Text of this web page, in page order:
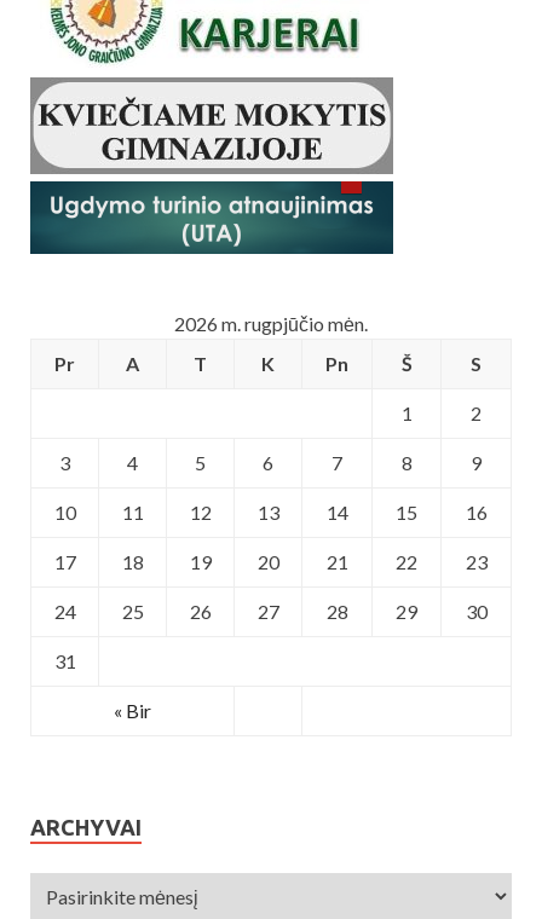
2026 m. rugpjūčio mėn.
Pr
A T K Pn Š S
« Bir
1 2
3 4 5 6 7 8 9
10 11 12 13 14 15 16
17 18 19 20 21 22 23
24 25 26 27 28 29 30
31
ARCHYVAI